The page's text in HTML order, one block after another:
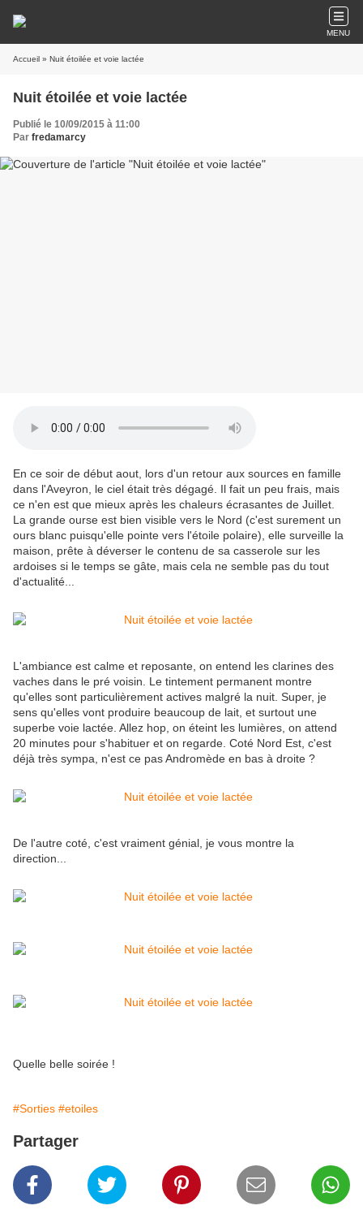
MENU
Accueil » Nuit étoilée et voie lactée
Nuit étoilée et voie lactée
Publié le 10/09/2015 à 11:00
Par fredamarcy
En ce soir de début aout, lors d'un retour aux sources en famille
dans l'Aveyron, le ciel était très dégagé. Il fait un peu frais, mais
ce n'en est que mieux après les chaleurs écrasantes de Juillet.
La grande ourse est bien visible vers le Nord (c'est surement un
ours blanc puisqu'elle pointe vers l'étoile polaire), elle surveille la
maison, prête à déverser le contenu de sa casserole sur les
ardoises si le temps se gâte, mais cela ne semble pas du tout
d'actualité...
L'ambiance est calme et reposante, on entend les clarines des
vaches dans le pré voisin. Le tintement permanent montre
qu'elles sont particulièrement actives malgré la nuit. Super, je
sens qu'elles vont produire beaucoup de lait, et surtout une
superbe voie lactée. Allez hop, on éteint les lumières, on attend
20 minutes pour s'habituer et on regarde. Coté Nord Est, c'est
déjà très sympa, n'est ce pas Andromède en bas à droite ?
De l'autre coté, c'est vraiment génial, je vous montre la
direction...
Quelle belle soirée !
#Sorties #etoiles
Partager